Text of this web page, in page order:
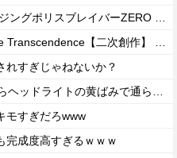
れすぎじゃねないか？
モすぎだろwww
完成度高すぎるｗｗｗ